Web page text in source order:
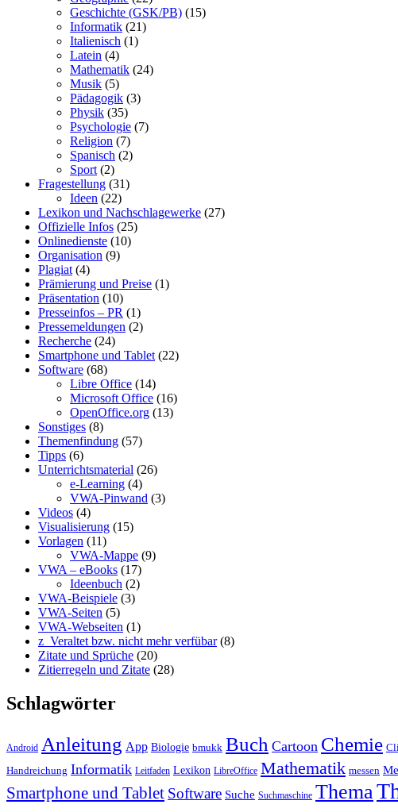
Geschichte (GSK/PB) (15)
Informatik (21)
Italienisch (1)
Latein (4)
Mathematik (24)
Musik (5)
Pädagogik (3)
Physik (35)
Psychologie (7)
Religion (7)
Spanisch (2)
Sport (2)
Fragestellung (31)
Ideen (22)
Lexikon und Nachschlagewerke (27)
Offizielle Infos (25)
Onlinedienste (10)
Organisation (9)
Plagiat (4)
Prämierung und Preise (1)
Präsentation (10)
Presseinfos – PR (1)
Pressemeldungen (2)
Recherche (24)
Smartphone und Tablet (22)
Software (68)
Libre Office (14)
Microsoft Office (16)
OpenOffice.org (13)
Sonstiges (8)
Themenfindung (57)
Tipps (6)
Unterrichtsmaterial (26)
e-Learning (4)
VWA-Pinwand (3)
Videos (4)
Visualisierung (15)
Vorlagen (11)
VWA-Mappe (9)
VWA – eBooks (17)
Ideenbuch (2)
VWA-Beispiele (3)
VWA-Seiten (5)
VWA-Webseiten (1)
z_Veraltet bzw. nicht mehr verfübar(8)
Zitate und Sprüche (20)
Zitierregeln und Zitate (28)
Schlagwörter
Android Anleitung App Biologie bmukk Buch Cartoon Chemie
Handreichung Informatik Leitfaden Lexikon LibreOffice Mathematik messen
Smartphone und Tablet Software Suche Suchmaschine Thema